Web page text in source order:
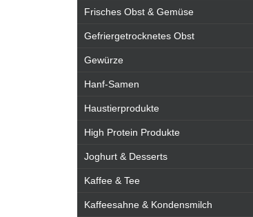
Frisches Obst & Gemüse
Gefriergetrocknetes Obst
Gewürze
Hanf-Samen
Haustierprodukte
High Protein Produkte
Joghurt & Desserts
Kaffee & Tee
Kaffeesahne & Kondensmilch